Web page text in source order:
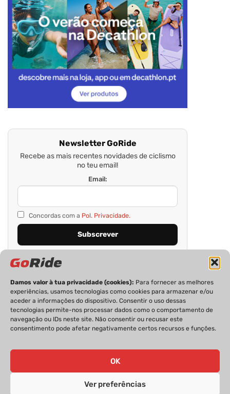
Damos valor à tua privacidade (cookies): Para fornecer as melhores
experiências, usamos tecnologias como cookies para armazenar e/ou
aceder a informações do dispositivo. Consentir o uso dessas
tecnologias permite-nos processar dados como o comportamento de
navegação ou IDs neste site. Não consentir ou recusar este
consentimento pode afetar negativamente certos recursos e funções.
OK
Ver preferências
Newsletter GoRide
Recebe as mais recentes novidades de ciclismo
no teu email!
Email:
Concordas com a Pol. Privacidade.
PRIVACIDADE FICHA TÉCNICA
ESTATUTO EDITORIAL